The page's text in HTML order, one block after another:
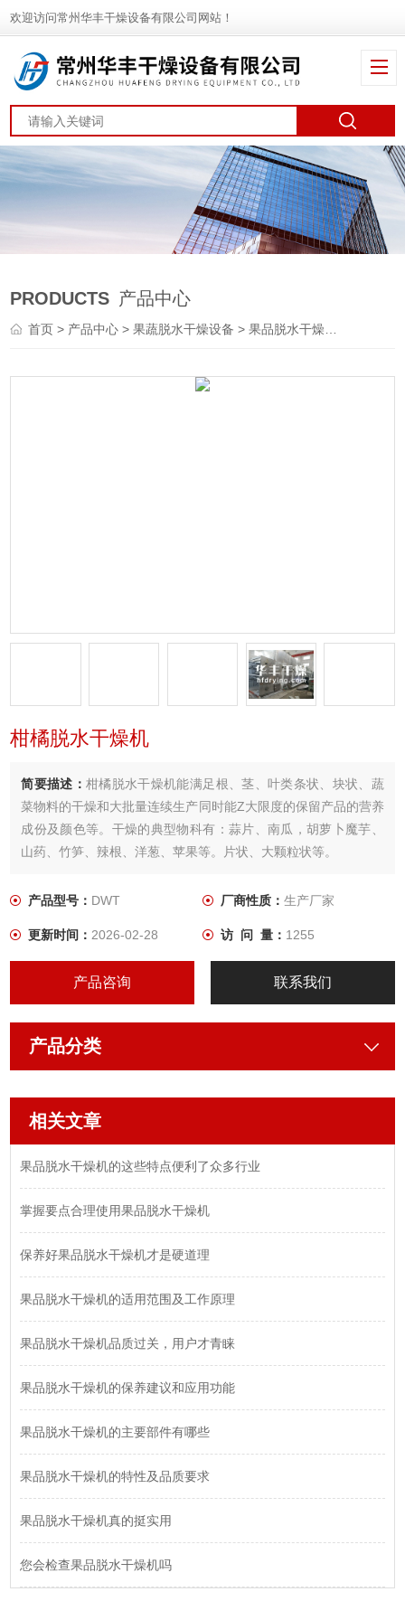
欢迎访问常州华丰干燥设备有限公司网站！
PRODUCTS 产品中心
首页> 产品中心 >果蔬脱水干燥设备 >果品脱水干燥机
柑橘脱水干燥机
简要描述： 柑橘脱水干燥机能满足根、茎、叶类条状、块状、蔬
菜物料的干燥和大批量连续生产同时能Z大限度的保留产品的营养
成份及颜色等。干燥的典型物科有：蒜片、南瓜，胡萝卜魔芋、
山药、竹笋、辣根、洋葱、苹果等。片状、大颗粒状等。
产品型号： DWT 厂商性质： 生产厂家
更新时间：2026-02-28 访 问 量： 1255
产品咨询 联系我们
产品分类
相关文章
果品脱水干燥机的这些特点便利了众多行业
掌握要点合理使用果品脱水干燥机
保养好果品脱水干燥机才是硬道理
果品脱水干燥机的适用范围及工作原理
果品脱水干燥机品质过关，用户才青睐
果品脱水干燥机的保养建议和应用功能
果品脱水干燥机的主要部件有哪些
果品脱水干燥机的特性及品质要求
果品脱水干燥机真的挺实用
您会检查果品脱水干燥机吗